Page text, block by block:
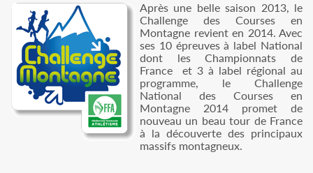
Après une belle saison 2013, le
Challenge des Courses en
Montagne revient en 2014. Avec
ses 10 épreuves à label National
dont les Championnats de
France et 3 à label régional au
programme, le Challenge
National des Courses en
Montagne 2014 promet de
nouveau un beau tour de France
à la découverte des principaux
massifs montagneux.